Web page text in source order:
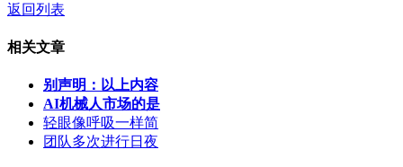
返回列表
相关文章
别声明：以上内容
AI机械人市场的是
轻眼像呼吸一样简
团队多次进行日夜